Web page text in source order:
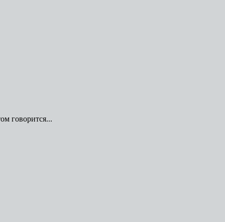
говорится...